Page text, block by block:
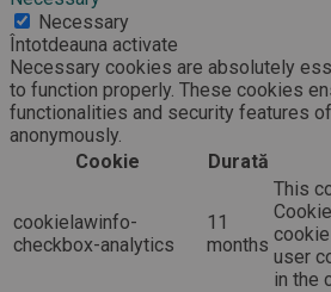
Necessary
Întotdeauna activate
Necessary cookies are absolutely
to function properly. These cookies
functionalities and security features
anonymously.
Cookie
Durată
cookielawinfo-
checkbox-analytics
11
months
This
user
in the